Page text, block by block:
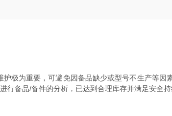
护极为重要，可避免因备品缺少或型号不生产等因
行备品/备件的分析，已达到合理库存并满足安全持